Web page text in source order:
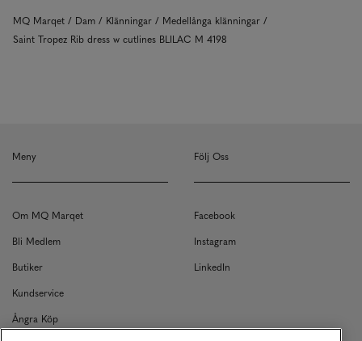
MQ Marqet Dam Klänningar
Medellånga klänningar
Saint Tropez Rib dress w cutlines BLILAC M 4198
Meny
Om MQ Marqet
Bli Medlem
Butiker
Kundservice
Ångra Köp
Följ Oss
Facebook
Instagram
LinkedIn